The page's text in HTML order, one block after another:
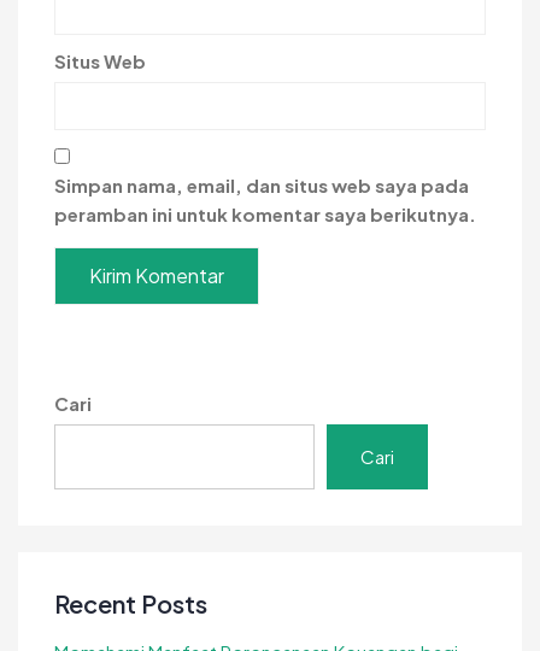
Situs Web
Simpan nama, email, dan situs web saya pada
peramban ini untuk komentar saya berikutnya.
Cari
Cari
Recent Posts